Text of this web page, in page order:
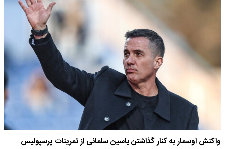
واکنش اوسمار به کنار گذاشتن یاسین سلمانی از تمرینات پرسپولیس